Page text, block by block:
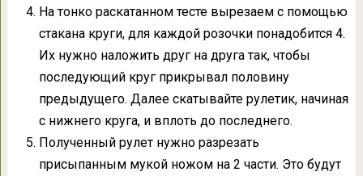
На тонко раскатанном тесте вырезаем с помощью
стакана круги, для каждой розочки понадобится 4.
Их нужно наложить друг на друга так, чтобы
последующий круг прикрывал половину
предыдущего. Далее скатывайте рулетик, начиная
с нижнего круга, и вплоть до последнего.
Полученный рулет нужно разрезать
присыпанным мукой ножом на 2 части. Это будут